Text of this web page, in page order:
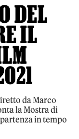
DEL
IL
da Marco
la Mostra di
in tempo